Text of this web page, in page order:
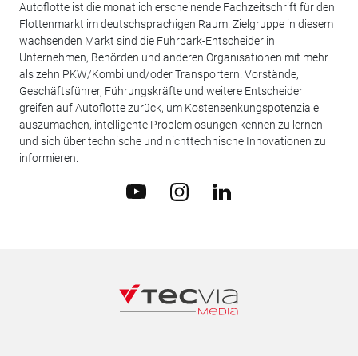
Autoflotte ist die monatlich erscheinende Fachzeitschrift für den
Flottenmarkt im deutschsprachigen Raum. Zielgruppe in diesem
wachsenden Markt sind die Fuhrpark-Entscheider in
Unternehmen, Behörden und anderen Organisationen mit mehr
als zehn PKW/Kombi und/oder Transportern. Vorstände,
Geschäftsführer, Führungskräfte und weitere Entscheider
greifen auf Autoflotte zurück, um Kostensenkungspotenziale
auszumachen, intelligente Problemlösungen kennen zu lernen
und sich über technische und nichttechnische Innovationen zu
informieren.